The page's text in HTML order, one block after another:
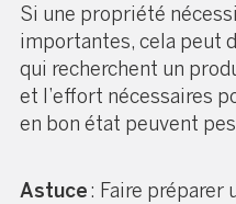
Si une propriété
importantes, cela peut
qui recherchent un
et l’effort nécessaires
en bon état peuvent
Astuce: Faire préparer